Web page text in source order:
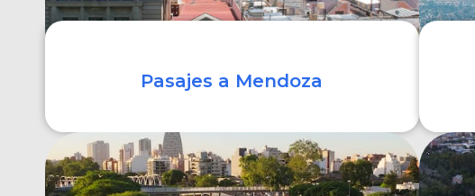
Pasajes a Mendoza
COMPRAR